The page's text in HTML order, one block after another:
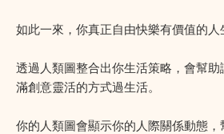
如此一來，你真正自由快樂有價值的人
透過人類圖整合出你生活策略，會幫
滿創意靈活的方式過生活。
你的人類圖會顯示你的人際關係動態